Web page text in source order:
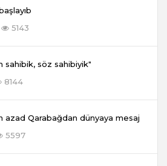
5143
sahibik, söz sahibiyik"
8144
azad Qarabağdan dünyaya mesaj
5597